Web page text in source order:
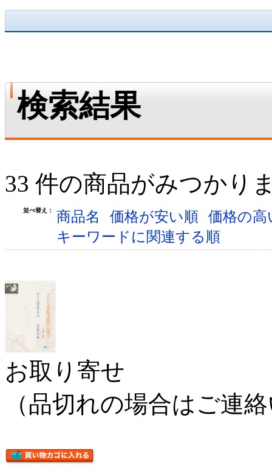
検索結果
33 件の商品がみつかり
並べ替え： 商品名 価格が安い順 価格の
キーワードに関連する順
お取り寄せ
（品切れの場合はご連